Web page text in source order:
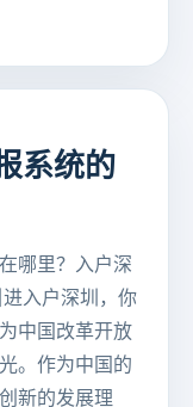
系统的
哪里？入户深
入户深圳，你
中国改革开放
。作为中国的
新的发展理